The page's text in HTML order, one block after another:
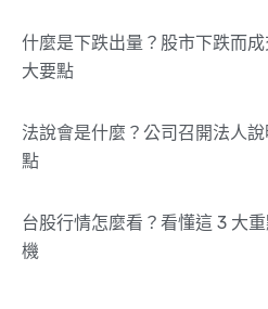
什麼是下跌出量？股市下跌而
大要點
法說會是什麼？公司召開法人
點
台股行情怎麼看？看懂這 3 大
機